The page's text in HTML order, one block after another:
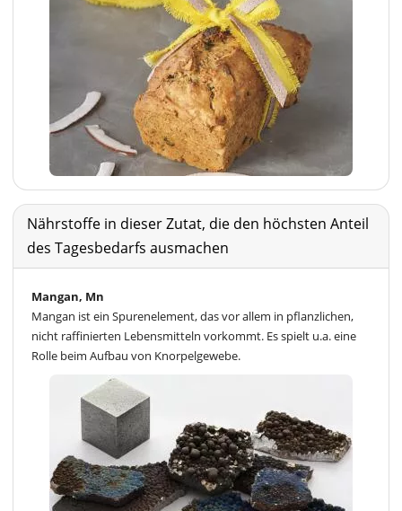
Nährstoffe in dieser Zutat, die den höchsten Anteil
des Tagesbedarfs ausmachen
Mangan, Mn
Mangan ist ein Spurenelement, das vor allem in pflanzlichen,
nicht raffinierten Lebensmitteln vorkommt. Es spielt u.a. eine
Rolle beim Aufbau von Knorpelgewebe.